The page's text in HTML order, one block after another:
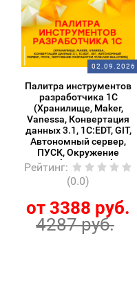
02.09.2026
Палитра инструментов
разработчика 1С
(Хранилище, Maker,
Vanessa, Конвертация
данных 3.1, 1C:EDT, GIT,
Автономный сервер,
ПУСК, Окружение
разработки 1С/Silver
Bulleters)
Рейтинг:
(0.0)
от 3388 руб.
4287 руб.